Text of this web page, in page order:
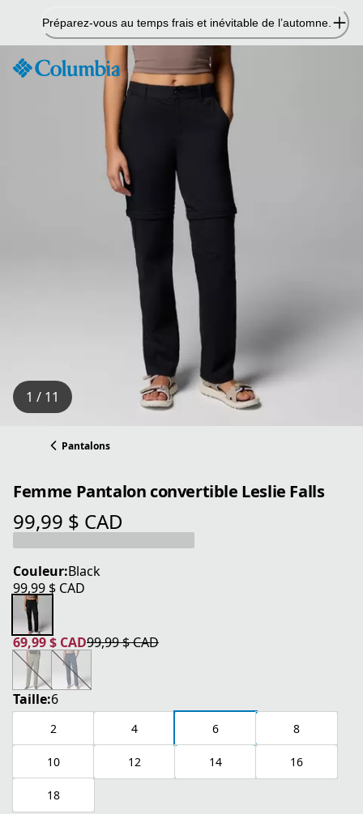
contenu
Préparez-vous au temps frais et inévitable de l’automne.
1 / 11
Pantalons
Femme Pantalon convertible Leslie Falls
99,99 $ CAD
prix actuel 99,99 $ CAD
Couleur:Black
99,99 $ CAD
prix actuel 99,99 $ CAD
69,99 $ CAD
prix actuel 69,99 $ CAD
99,99 $ CAD
prix original 99,99 $ CAD
Taille:6
2 4 6 8
10 12 14 16
18